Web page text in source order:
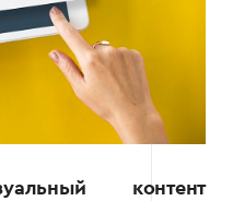
контент